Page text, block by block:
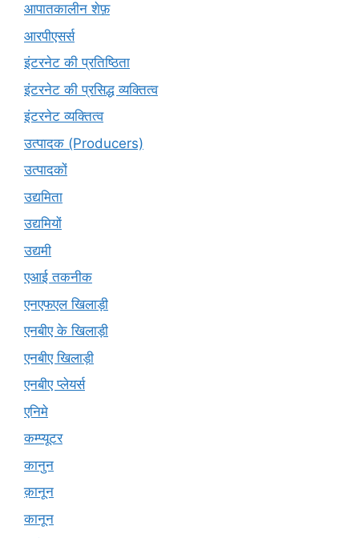
आपातकालीन शेफ़
आरपीएसर्स
इंटरनेट की प्रतिष्ठिता
इंटरनेट की प्रसिद्ध व्यक्तित्व
इंटरनेट व्यक्तित्व
उत्पादक (Producers)
उत्पादकों
उद्यमिता
उद्यमियों
उद्यमी
एआई तकनीक
एनएफएल खिलाड़ी
एनबीए के खिलाड़ी
एनबीए खिलाड़ी
एनबीए प्लेयर्स
एनिमे
कम्प्यूटर
कानुन
क़ानून
कानून